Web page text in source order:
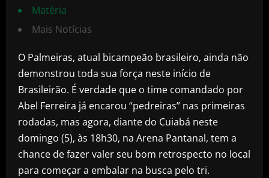
Matéria
Mais Notícias
O Palmeiras, atual bicampeão brasileiro, ainda não
demonstrou toda sua força neste início de
Brasileirão. É verdade que o time comandado por
Abel Ferreira já encarou “pedreiras” nas primeiras
rodadas, mas agora, diante do Cuiabá neste
domingo (5), às 18h30, na Arena Pantanal, tem a
chance de fazer valer seu bom retrospecto no local
para começar a embalar na busca pelo tri.